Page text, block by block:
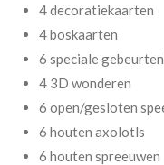
4 decoratiekaarten
4 boskaarten
6 speciale
4 3D wonderen
6 open/gesloten
6 houten axolotls
6 houten spreeuwen